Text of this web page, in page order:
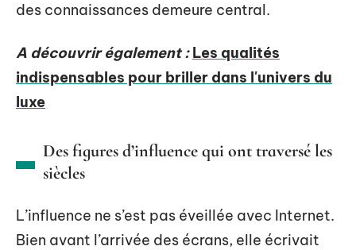
des connaissances demeure central.
A découvrir également : Les qualités
indispensables pour briller dans l'univers du
luxe
Des figures d’influence qui ont traversé les
siècles
L’influence ne s’est pas éveillée avec Internet.
Bien avant l’arrivée des écrans, elle écrivait